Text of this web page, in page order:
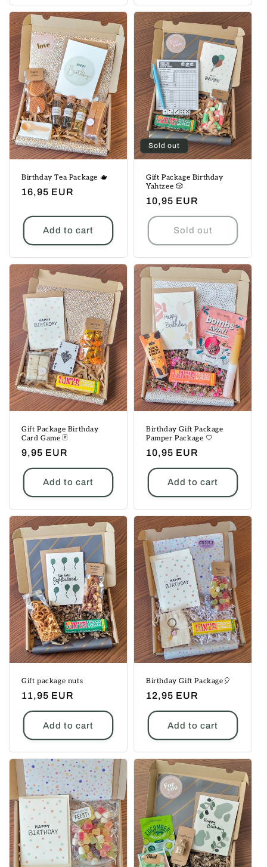
Birthday Tea Package 🫖
Regular
16,95 EUR
Add to cart
Sold out
Gift Package Birthday
Yahtzee 🎲
Regular
price
10,95 EUR
Sold out
Gift Package Birthday
Card Game 🃏
Regular
price
9,95 EUR
Add to cart
Birthday Gift Package
Pamper Package 🤍
Regular
price
10,95 EUR
Add to cart
Gift package nuts
Regular
price
11,95 EUR
Add to cart
Birthday Gift Package🎈
Regular
price
12,95 EUR
Add to cart